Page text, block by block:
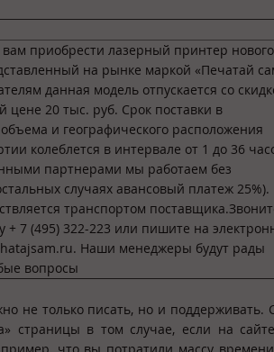
приобрести лазерный принтер нового
на рынке маркой «Печатай
данная модель отпускается со
цене 20 тыс. руб. Срок поставки в
и географического расположения
колеблется в интервале от 1 до 36
партнерами мы работаем без
случаях авансовый платеж 25%).
транспортом
+ 7 (495) 322-223 или пишите на
Наши менеджеры будут рады
вопросы
не только писать, но и
страницы в том случае, если на
что вы потратили массу